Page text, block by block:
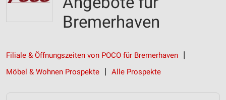
Bremerhaven
Filiale & Öffnungszeiten von POCO für Bremerhaven
Möbel & Wohnen Prospekte
Alle Prospekte